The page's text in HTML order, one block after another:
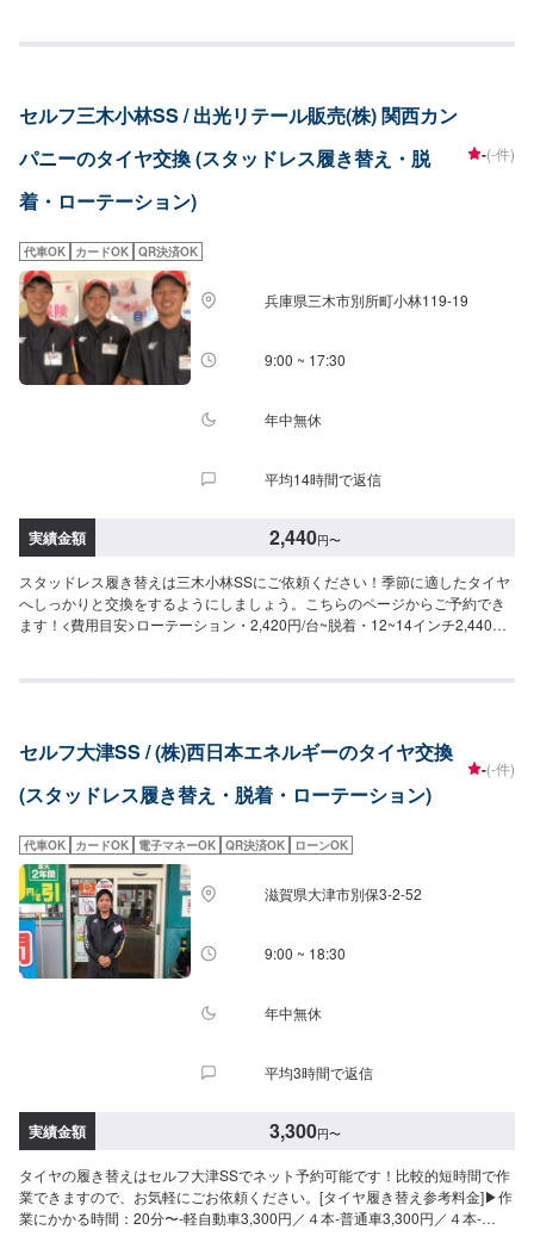
セルフ三木小林SS / 出光リテール販売(株) 関西カン
パニーのタイヤ交換 (スタッドレス履き替え・脱
着・ローテーション)
-(-件)
代車OK カードOK QR決済OK
兵庫県三木市別所町小林119-19
9:00 ~ 17:30
年中無休
平均14時間で返信
実績金額 2,440円〜
スタッドレス履き替えは三木小林SSにご依頼ください！季節に適したタイヤ
へしっかりと交換をするようにしましょう。こちらのページからご予約でき
ます！<費用目安>ローテーション・2,420円/台~脱着・12~14インチ2,440
セルフ大津SS / (株)西日本エネルギーのタイヤ交換
(スタッドレス履き替え・脱着・ローテーション)
-(-件)
代車OK カードOK 電子マネーOK QR決済OK ローンOK
滋賀県大津市別保3-2-52
9:00 ~ 18:30
年中無休
平均3時間で返信
実績金額 3,300円〜
タイヤの履き替えはセルフ大津SSでネット予約可能です！比較的短時間で作
業できますので、お気軽にごお依頼ください。[タイヤ履き替え参考料金]▶︎作
業にかかる時間：20分〜-軽自動車3,300円／４本-普通車3,300円／４本-